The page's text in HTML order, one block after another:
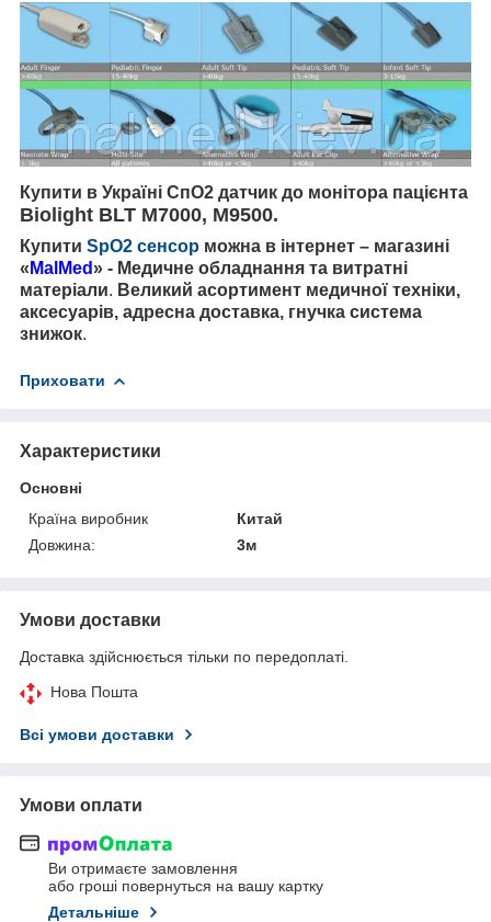
Купити в Україні СпО2 датчик до монітора пацієнта
Biolight BLT M7000, M9500.
Купити SpO2 сенсор можна в інтернет – магазині
« MalMed» - Медичне обладнання та витратні
матеріали. Великий асортимент медичної техніки,
аксесуарів, адресна доставка, гнучка система
знижок.
Приховати
Характеристики
Основні
Країна виробник
Китай
Довжина:
3м
Умови доставки
Доставка здійснюється тільки по передоплаті.
Нова Пошта
Всі умови доставки
Умови оплати
Ви отримаєте замовлення
або гроші повернуться на вашу картку
Детальніше